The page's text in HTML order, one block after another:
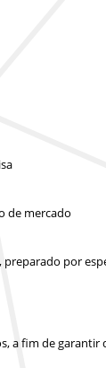
de mercado
por
a fim de